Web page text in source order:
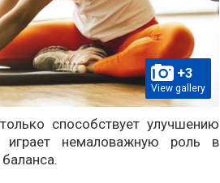
+3
View gallery
способствует улучшению
немаловажную роль в